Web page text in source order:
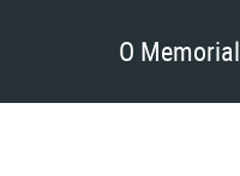
O Memorial